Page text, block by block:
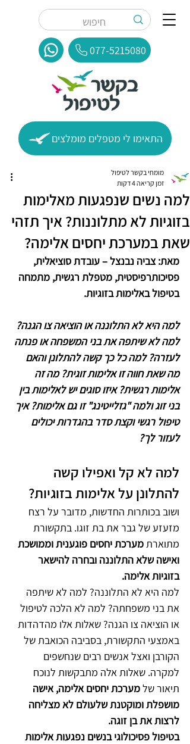
077-5215080
התאימו לי מטפלים מומלצים
למה נשים שנפגעות מאלימות
בזוגיות לא מתלוננות? איך תזהי
שאת במערכת יחסים אלימה?
מומחי בקשר לטיפול
זמן קריאה 4 דקות
מאת: צביה נבנצל – עובדת סוציאלית,
פסיכותרפיסטית, מטפלת רגשית, מתמחה
בטיפול באלימות בזוגיות.
למה היא לא התלוננה או הוציאה צו הגנה?
למה לא שיתפה את בני המשפחה או פנתה
לעזרה? למה כל כך קשה להתלונן והאם
מה שאת חווה זו אלימות זוגית? מה זה
אלימות רגשית? איזו סוגים יש לאלימות בין
בני זוג ולמה "גזלייטינג" זו גם אלימות? איך
טיפול רגשי וקצת סדר בהגדרות יכולים
לעזור לך?
למה לא קל ואפילו קשה
להתלונן על אלימות בזוגיות?
ושוב בכותרות החדשות, מדובר על רצח
מזעזע של גבר את בת זוגו. בתקשורת
מתוארת מערכת יחסים פוגענית וממושכת
ואישה שלא התלוננה ובחרה להישאר
בזוגיות אלימה.
למה היא לא התלוננה? למה לא שיתפה
את בני משפחתה? למה לא הלכה לטיפול
או הוציאה צו הגנה? שאלות אלו מהדהדות
באמצעי התקשורת, בסביבה הכואבת של
הקורבן ואצל אנשים רבים שנחשפים
למקרה. שאלות אלה מתבקשות לנוכח
תיאור של מערכת יחסים אלימה, אישה
מושפלת ומוקטנת שלעולם לא מצליחה
לרצות את בן זוגה.
בטיפול פסיכולוגי בנשים נפגעות אלימות